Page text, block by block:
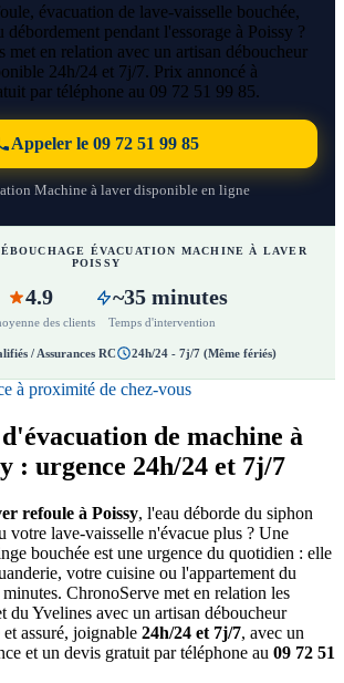
évacuation de lave-vaisselle bouchée,
débordement pendant l'essorage à Poissy ?
met en relation avec un artisan déboucheur
24h/24 et 7j/7. Prix annoncé à
par téléphone au 09 72 51 99 85.
Appeler le 09 72 51 99 85
Machine à laver disponible en ligne
ÉVACUATION MACHINE À LAVER
POISSY
4.9
des clients
~35 minutes
Temps d'intervention
/ Assurances RC 24h/24 - 7j/7 (Même fériés)
à proximité de chez-vous
de machine à
: urgence 24h/24 et 7j/7
refoule à Poissy, l'eau déborde du siphon
votre lave-vaisselle n'évacue plus ? Une
bouchée est une urgence du quotidien : elle
votre cuisine ou l'appartement du
minutes. ChronoServe met en relation les
du Yvelines avec un artisan déboucheur
assuré, joignable 24h/24 et 7j/7, avec un
et un devis gratuit par téléphone au 09 72 51